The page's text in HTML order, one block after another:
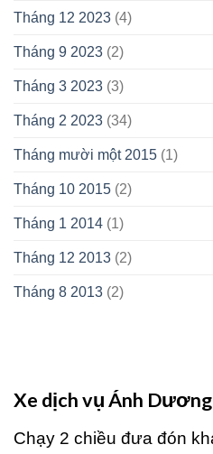
Tháng 12 2023 (4)
Tháng 9 2023 (2)
Tháng 3 2023 (3)
Tháng 2 2023 (34)
Tháng mười một 2015 (1)
Tháng 10 2015 (2)
Tháng 1 2014 (1)
Tháng 12 2013 (2)
Tháng 8 2013 (2)
Xe dịch vụ Ánh Dương
Chạy 2 chiều đưa đón